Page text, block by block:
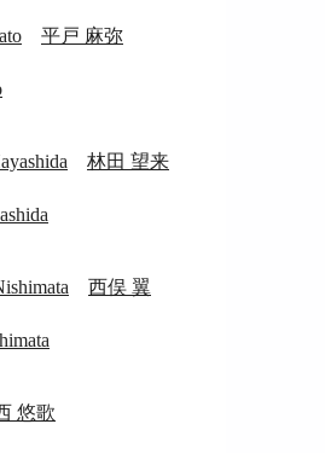
平戸 麻弥
林田 望来
西俣 翼
悠歌